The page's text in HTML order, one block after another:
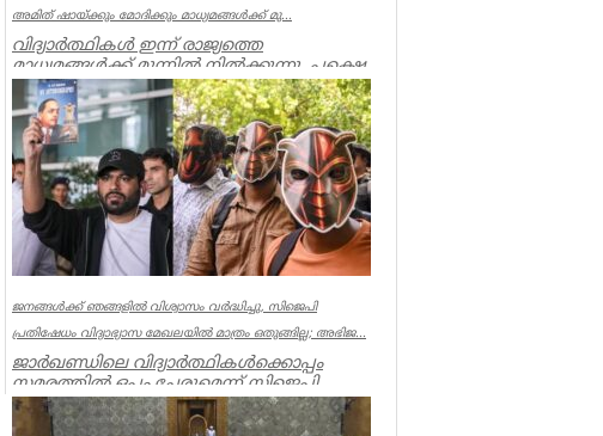
അമിത് ഷായ്ക്കും മോദിക്കും മാധ്യമങ്ങള്‍ക്ക് മു...
വിദ്യാർത്ഥികൾ ഇന്ന് രാജ്യത്തെ
മാധ്യമങ്ങൾക്ക് മുന്നിൽ നിൽക്കുന്നു, പക്ഷെ
അമിത് ഷാ ക്കും, മോദിക്കും ധ...
India
ജനങ്ങൾക്ക് ഞങ്ങളിൽ വിശ്വാസം വർദ്ധിച്ചു, സിജെപി
പ്രതിഷേധം വിദ്യാഭ്യാസ മേഖലയിൽ മാത്രം ഒതുങ്ങില്ല; അഭിജ...
ജാർഖണ്ഡിലെ വിദ്യാർത്ഥികൾക്കൊപ്പം
സമരത്തിൽ ഒപ്പം ചേരുമെന്ന് സിജെപി
സ്ഥാപകൻ അഭിജിത്ത് ദീപ്കെ.
ജനങ്ങൾക...